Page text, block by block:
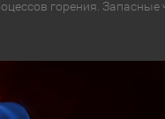
горения. Запасные